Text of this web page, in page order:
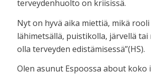
terveydenhuolto on kriisissä.
Nyt on hyvä aika miettiä, mikä
lähimetsällä, puistikolla, järvellä tai
olla terveyden edistämisessä”(HS).
Olen asunut Espoossa about koko